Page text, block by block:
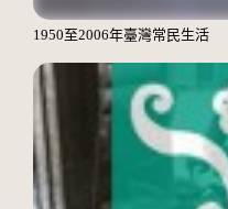
1950至2006年臺灣常民生活